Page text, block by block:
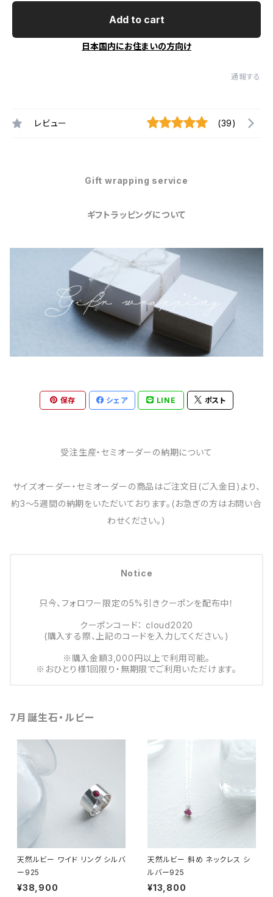
Add to cart
日本国内にお住まいの方向け
通報する
レビュー (39)
Gift wrapping service
ギフトラッピングについて
保存 シェア LINE ポスト
受注生産・セミオーダーの納期について
サイズオーダー・セミオーダーの商品はご注文日(ご入金日)より、
約3～5週間の納期をいただいております。(お急ぎの方はお問い合
わせください。)
Notice
只今、フォロワー限定の5%引きクーポンを配布中！
クーポンコード： cloud2020
(購入する際、上記のコードを入力してください。)
※購入金額3,000円以上で利用可能。
※おひとり様1回限り・無期限でご利用いただけます。
7月誕生石・ルビー
天然ルビー ワイド リング シルバ
ー925
¥38,900
天然ルビー 斜め ネックレス シ
ルバー925
¥13,800